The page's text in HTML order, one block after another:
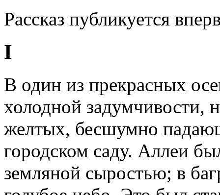
Рассказ публикуется
I
В один из прекрасных
холодной задумчивости,
желтых, бесшумно
городском саду. Аллеи
земляной сыростью; в